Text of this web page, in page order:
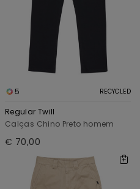
5 RECYCLED
Regular Twill
Calças Chino Preto homem
€ 70,00